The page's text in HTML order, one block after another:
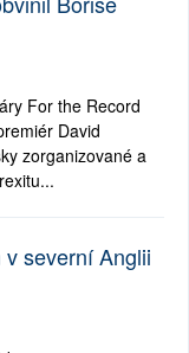
For the Record
David
zorganizované a
severní Anglii